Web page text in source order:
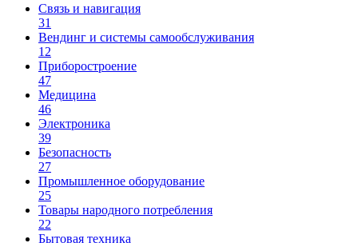
Связь и навигация
31
Вендинг и системы самообслуживания
12
Приборостроение
47
Медицина
46
Электроника
39
Безопасность
27
Промышленное оборудование
25
Товары народного потребления
22
Бытовая техника